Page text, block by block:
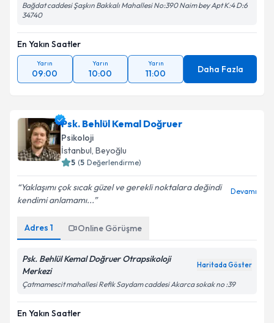
Bağdat caddesi Şaşkın Bakkalı Mahallesi No:390 Naim bey Apt K:4 D:6
34740
En Yakın Saatler
Yarın
09:00
Yarın
10:00
Yarın
11:00 Daha Fazla
Psk. Behlül Kemal Doğruer
Psikoloji
İstanbul, Beyoğlu
5 (5 Değerlendirme)
Yaklaşımı çok sıcak güzel ve gerekli noktalara değindi
kendimi anlamamı...
Devamı
Adres 1 Online Görüşme
Psk. Behlül Kemal Doğruer Otrapsikoloji
Merkezi
Haritada Göster
Çatmamescit mahallesi Refik Saydam caddesi Akarca sokak no :39
En Yakın Saatler